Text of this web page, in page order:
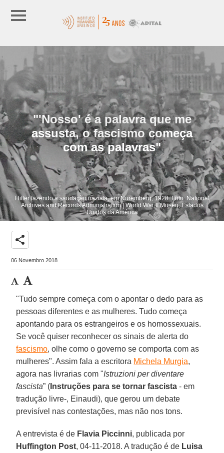
"'Nosso' é a palavra que me
assusta, o fascismo começa
com as palavras"
Hitler fazendo a saudação nazista, em Nuremberg, 1928. Foto: National
Archives and Records Administration | World War II Museu, Estados
Unidos da América
share
06 Novembro 2018
"Tudo sempre começa com o apontar o dedo para as
pessoas diferentes e as mulheres. Tudo começa
apontando para os estrangeiros e os homossexuais.
Se você quiser reconhecer os sinais de alerta do
fascismo, olhe como o governo se comporta com as
mulheres". Assim fala a escritora Michela Murgia,
agora nas livrarias com "Istruzioni per diventare
fascista” ( Instruções para se tornar fascista - em
tradução livre-, Einaudi), que gerou um debate
previsível nas contestações, mas não nos tons.
A entrevista é de Flavia Piccinni, publicada por
Huffington Post, 04-11-2018. A tradução é de Luisa